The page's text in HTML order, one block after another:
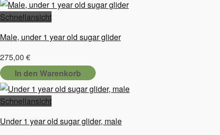
Schnellansicht
Male, under 1 year old sugar glider
275,00 €
In den Warenkorb
Schnellansicht
Under 1 year old sugar glider, male